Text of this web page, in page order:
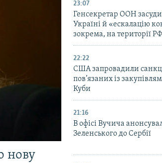
нову
23:07
Генсекретар ООН
Україні й «ескалацію
зокрема, на території
22:22
США запровадили
пов’язаних із
Куби
21:16
В офісі Вучича
Зеленського до Сербії